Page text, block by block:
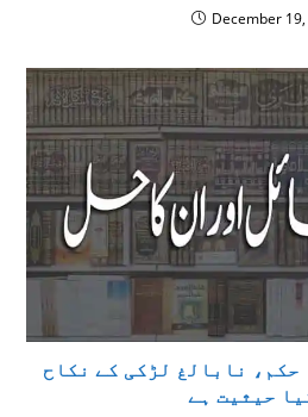
December 19,
نابالغ لڑکی کے نکاح
حیثیت ہے